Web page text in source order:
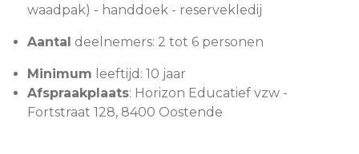
waadpak) - handdoek - reservekledij
Aantal deelnemers: 2 tot 6 personen
Minimum leeftijd: 10 jaar
Afspraakplaats: Horizon Educatief vzw -
Fortstraat 128, 8400 Oostende